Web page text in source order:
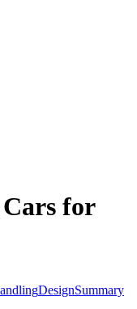
Cars for
DesignSummary